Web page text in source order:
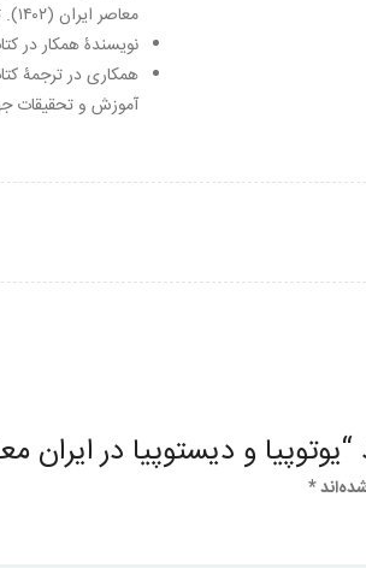
معاصر ایران (۱۴۰۲). تهران: نشر لوگوس.
نویسندۀ همکار در کتاب
آموزش و تحقیقات
و دیستوپیا در ایران
*